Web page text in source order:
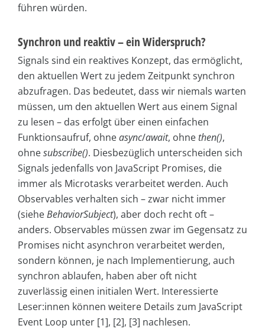
führen würden.
Synchron und reaktiv – ein Widerspruch?
Signals sind ein reaktives Konzept, das ermöglicht,
den aktuellen Wert zu jedem Zeitpunkt synchron
abzufragen. Das bedeutet, dass wir niemals warten
müssen, um den aktuellen Wert aus einem Signal
zu lesen – das erfolgt über einen einfachen
Funktionsaufruf, ohneasync/await, ohnethen(),
ohnesubscribe(). Diesbezüglich unterscheiden sich
Signals jedenfalls von JavaScript Promises, die
immer als Microtasks verarbeitet werden. Auch
Observables verhalten sich – zwar nicht immer
(sieheBehaviorSubject), aber doch recht oft –
anders. Observables müssen zwar im Gegensatz zu
Promises nicht asynchron verarbeitet werden,
sondern können, je nach Implementierung, auch
synchron ablaufen, haben aber oft nicht
zuverlässig einen initialen Wert. Interessierte
Leser:innen können weitere Details zum JavaScript
Event Loop unter [1], [2], [3] nachlesen.